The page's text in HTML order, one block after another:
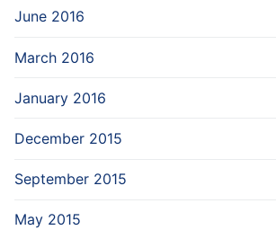
June 2016
March 2016
January 2016
December 2015
September 2015
May 2015